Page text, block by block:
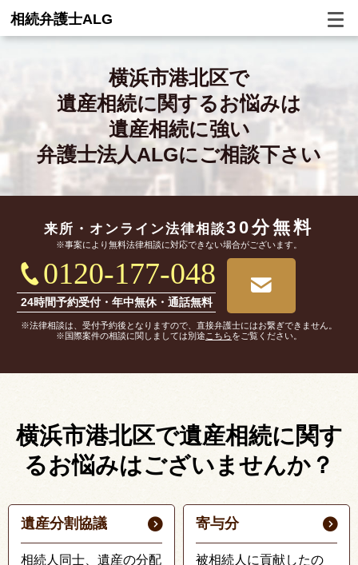
相続弁護士ALG
横浜市港北区で
遺産相続に関するお悩みは
遺産相続に強い
弁護士法人ALGにご相談下さい
来所・オンライン法律相談30分無料
※事案により無料法律相談に対応できない場合がございます。
0120-177-048
24時間予約受付・年中無休・通話無料
※法律相談は、受付予約後となりますので、直接弁護士にはお繋ぎできません。
※国際案件の相談に関しましては別途 こちらをご覧ください。
横浜市港北区で遺産相続に関す
るお悩みはございませんか？
遺産分割協議
相続人同士、遺産の分配
寄与分
被相続人に貢献したの